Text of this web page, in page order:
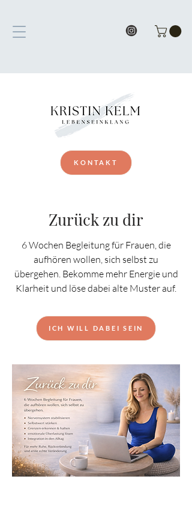
KONTAKT
Zurück zu dir
6 Wochen Begleitung für Frauen, die
aufhören wollen, sich selbst zu
übergehen. Bekomme mehr Energie und
Klarheit und löse dabei alte Muster auf.
ICH WILL DABEI SEIN